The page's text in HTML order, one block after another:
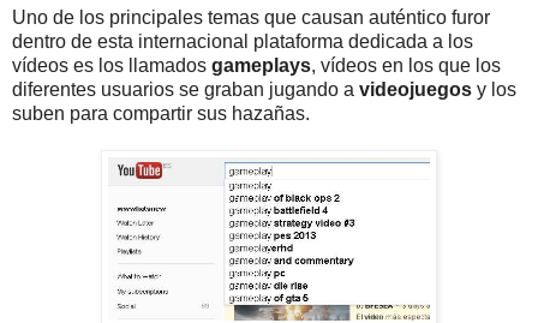
Uno de los principales temas que causan auténtico furor
dentro de esta internacional plataforma dedicada a los
vídeos es los llamados gameplays, vídeos en los que los
diferentes usuarios se graban jugando a videojuegos y los
suben para compartir sus hazañas.